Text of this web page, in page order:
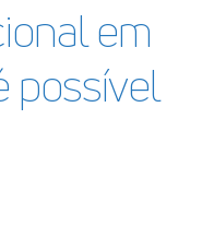
em
possível